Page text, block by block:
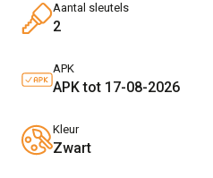
Aantal sleutels
2
APK
APK tot 17-08-2026
Kleur
Zwart